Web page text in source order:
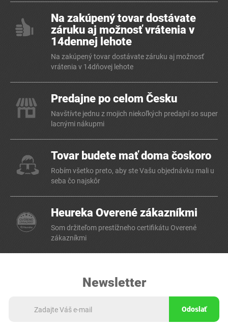
Na zakúpený tovar dostávate
záruku aj možnosť vrátenia v
14dennej lehote
Na zakúpený tovar dostávate záruku aj možnosť
vrátenia v 14dňovej lehote
Predajne po celom Česku
Navštívte jednu z mojich niekoľkých predajní so super
lacnými nákupmi
Tovar budete mať doma čoskoro
Robím všetko preto, aby ste Vašu objednávku mali u
seba čo najskôr
Heureka Overené zákazníkmi
Som držiteľom prestížneho certifikátu Overené
zákazníkmi
Newsletter
Odoslať